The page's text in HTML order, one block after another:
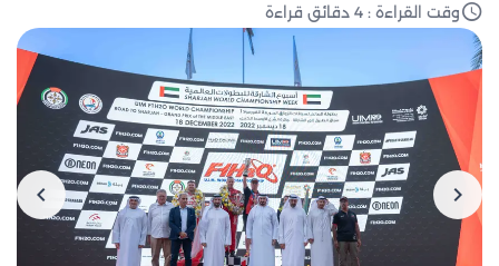
وقت القراءة : 4 دقائق قراءة